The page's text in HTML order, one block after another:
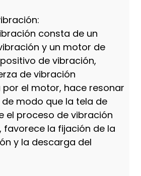
consta de un
y un motor de
de vibración,
de vibración
el motor, hace resonar
modo que la tela de
el proceso de vibración
favorece la fijación de la
y la descarga del